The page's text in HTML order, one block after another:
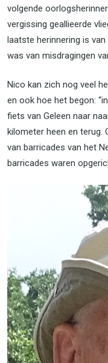
volgende
vergissing geallieerde
laatste herinnering is
was van misdragingen
Nico kan zich nog veel
en ook hoe het begon:
fiets van Geleen naar
kilometer heen en terug.
van barricades van het
barricades waren